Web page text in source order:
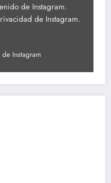
de Instagram.
de Instagram.
Instagram